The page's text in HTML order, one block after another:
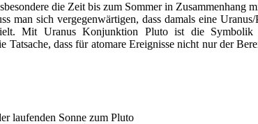
die Zeit bis zum Sommer in Zusammenhang
man sich vergegenwärtigen, dass damals eine
Mit Uranus Konjunktion Pluto ist die
Tatsache, dass für atomare Ereignisse nicht nur der
laufenden Sonne zum Pluto